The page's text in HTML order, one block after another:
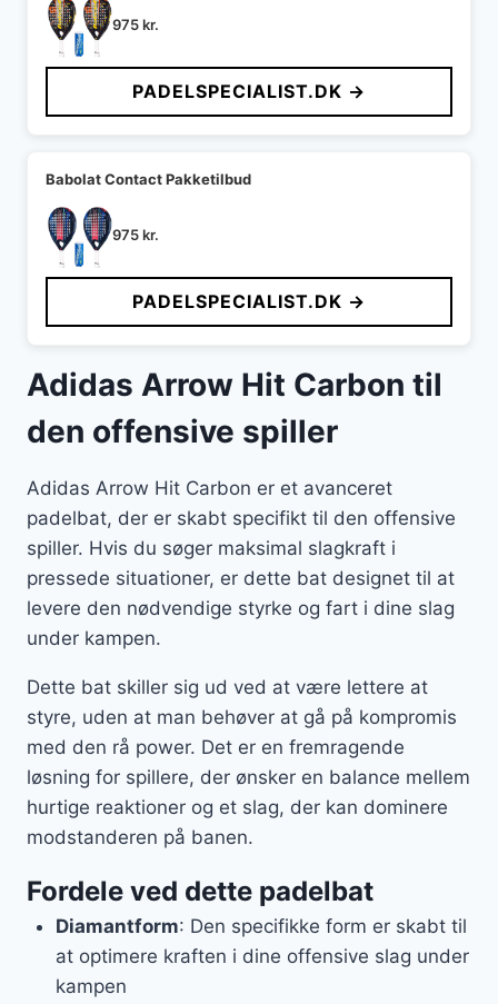
975kr.
PADELSPECIALIST.DK →
Babolat Contact Pakketilbud
975kr.
PADELSPECIALIST.DK →
Adidas Arrow Hit Carbon til
den offensive spiller
Adidas Arrow Hit Carbon er et avanceret
padelbat, der er skabt specifikt til den offensive
spiller. Hvis du søger maksimal slagkraft i
pressede situationer, er dette bat designet til at
levere den nødvendige styrke og fart i dine slag
under kampen.
Dette bat skiller sig ud ved at være lettere at
styre, uden at man behøver at gå på kompromis
med den rå power. Det er en fremragende
løsning for spillere, der ønsker en balance mellem
hurtige reaktioner og et slag, der kan dominere
modstanderen på banen.
Fordele ved dette padelbat
Diamantform: Den specifikke form er skabt til
at optimere kraften i dine offensive slag under
kampen